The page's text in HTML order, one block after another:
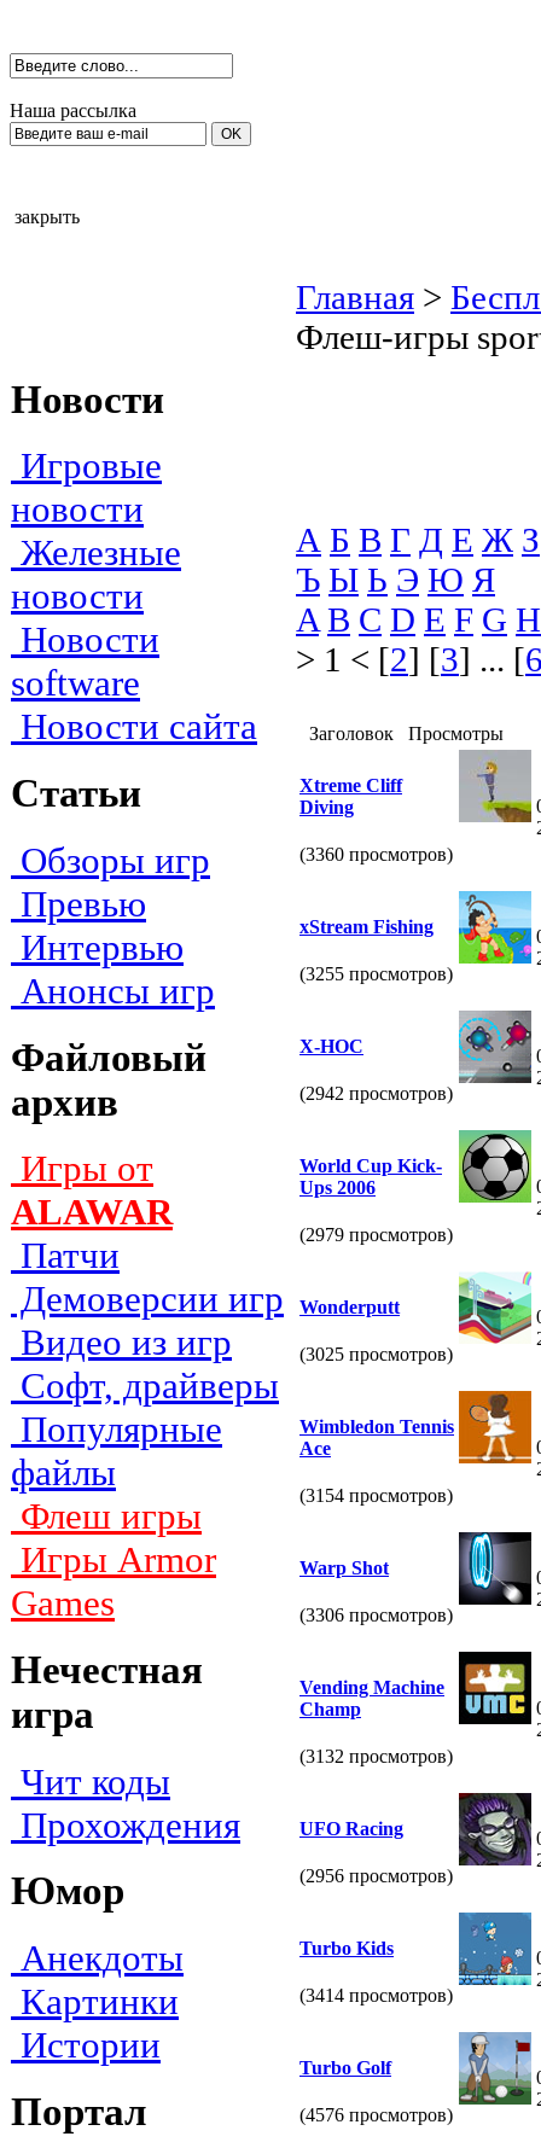
Наша рассылка
закрыть
Новости
Игровые
новости
Железные
новости
Новости
software
Новости сайта
Статьи
Обзоры игр
Превью
Интервью
Анонсы игр
Файловый
архив
Игры от
ALAWAR
Патчи
Демоверсии игр
Видео из игр
Софт, драйверы
Популярные
файлы
Флеш игры
Игры Armor
Games
Нечестная
игра
Чит коды
Прохождения
Юмор
Анекдоты
Картинки
Истории
Портал
Главная >
Флеш-игры
А Б В Г Д Е Ж З
Ъ Ы Ь Э Ю Я
A B C D E F G H
> 1 < [2] [3] ... [
Заголовок Просмотры
Xtreme Cliff
Diving
(3360 просмотров)
xStream Fishing
(3255 просмотров)
X-HOC
(2942 просмотров)
World Cup Kick-
Ups 2006
(2979 просмотров)
Wonderputt
(3025 просмотров)
Wimbledon Tennis
Ace
(3154 просмотров)
Warp Shot
(3306 просмотров)
Vending Machine
Champ
(3132 просмотров)
UFO Racing
(2956 просмотров)
Turbo Kids
(3414 просмотров)
Turbo Golf
(4576 просмотров)